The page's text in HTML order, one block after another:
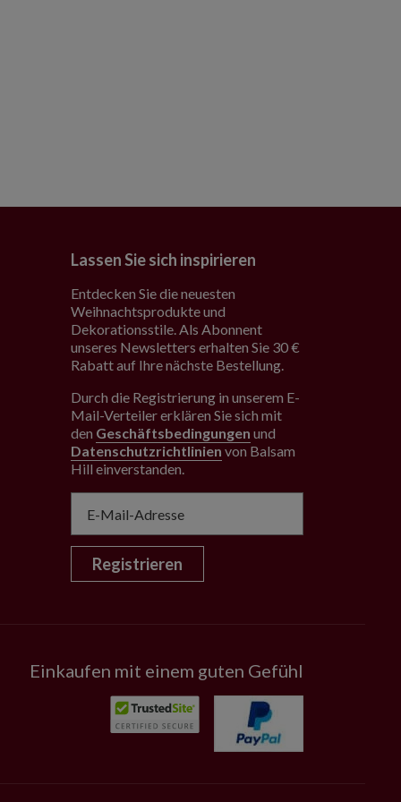
Lassen Sie sich inspirieren
Entdecken Sie die neuesten
Weihnachtsprodukte und
Dekorationsstile. Als Abonnent
unseres Newsletters erhalten Sie 30 €
Rabatt auf Ihre nächste Bestellung.
Durch die Registrierung in unserem E-
Mail-Verteiler erklären Sie sich mit
den Geschäftsbedingungen und
Datenschutzrichtlinien von Balsam
Hill einverstanden.
Registrieren
Einkaufen mit einem guten Gefühl